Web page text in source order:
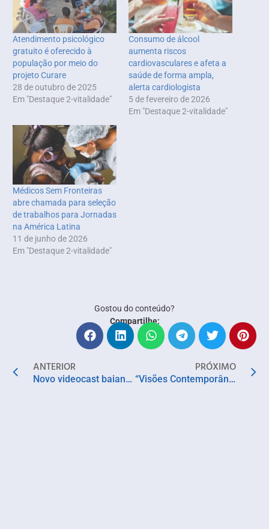
Atendimento psicológico
gratuito é oferecido à
população por meio do
projeto Curare
28 de outubro de 2025
Em "Destaque 2-vitalidade"
Consumo de álcool
aumenta riscos
cardiovasculares e afeta a
saúde de forma ampla,
alerta cardiologista
5 de fevereiro de 2026
Em "Destaque 2-vitalidade"
Médicos Sem Fronteiras
abre chamada para seleção
de trabalhos para Jornadas
na América Latina
11 de junho de 2026
Em "Destaque 2-vitalidade"
Gostou do conteúdo?
Compartilhe:
ANTERIOR
Novo videocast baiano mistura afrofuturismo, cultura e humor: “Borra – Cafezinho do Futuro”
PRÓXIMO
“Visões Contemporâneas” reúne mais de 20 artistas arquitetos no Centro Histórico de Salvador